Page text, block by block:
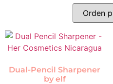
Dual-Pencil Sharpener
by elf